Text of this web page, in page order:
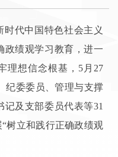
代中国特色社会主义
政绩观学习教育，进一
理想信念根基，5月27
纪委委员、管理与支撑
及支部委员代表等31
树立和践行正确政绩观